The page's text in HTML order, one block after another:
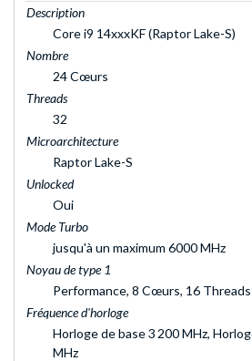
Description
Core i9 14xxxKF (Raptor Lake-S)
Nombre
24 Cœurs
Threads
32
Microarchitecture
Raptor Lake-S
Unlocked
Oui
Mode Turbo
jusqu'à un maximum 6000 MHz
Noyau de type 1
Performance, 8 Cœurs, 16 Threads
Fréquence d'horloge
Horloge de base 3 200 MHz,
MHz